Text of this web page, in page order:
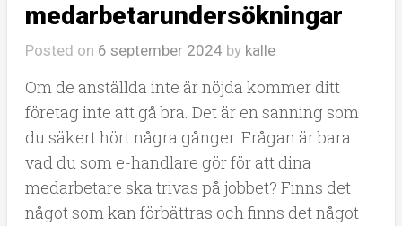
medarbetarundersökningar
Posted on 6 september 2024by kalle
Om de anställda inte är nöjda kommer ditt
företag inte att gå bra. Det är en sanning som
du säkert hört några gånger. Frågan är bara
vad du som e-handlare gör för att dina
medarbetare ska trivas på jobbet? Finns det
något som kan förbättras och finns det något